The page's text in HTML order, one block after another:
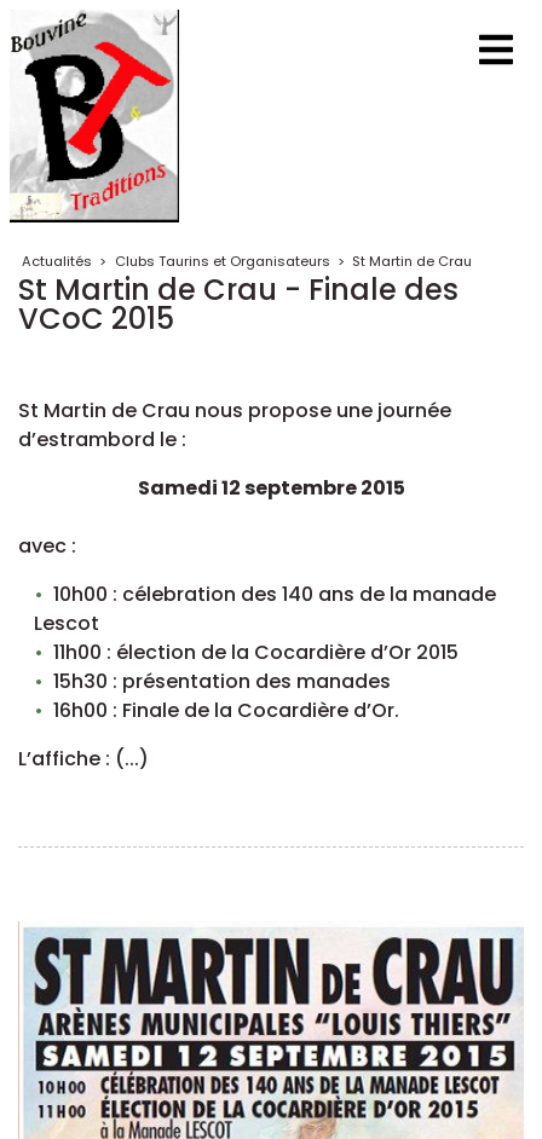
Actualités > Clubs Taurins et Organisateurs > St Martin de Crau
St Martin de Crau - Finale des
VCoC 2015
St Martin de Crau nous propose une journée
d’estrambord le :
Samedi 12 septembre 2015
avec :
10h00 : célebration des 140 ans de la manade
Lescot
11h00 : élection de la Cocardière d’Or 2015
15h30 : présentation des manades
16h00 : Finale de la Cocardière d’Or.
L’affiche : (...)